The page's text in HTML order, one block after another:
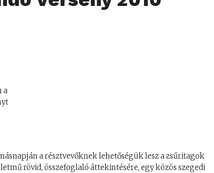
a
a résztvevőknek lehetőségük lesz a zsűritagok
rövid, összefoglaló áttekintésére, egy közös szegedi